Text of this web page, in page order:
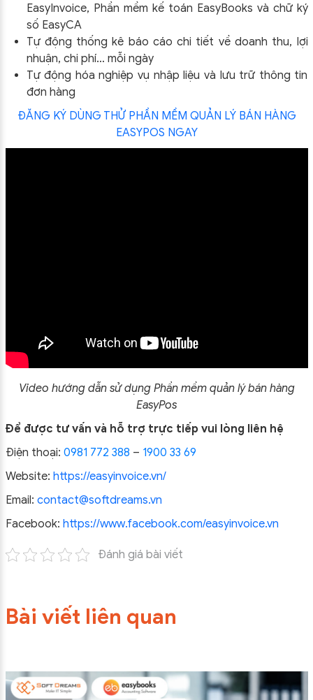
EasyInvoice, Phần mềm kế toán EasyBooks và chữ ký
số EasyCA
Tự động thống kê báo cáo chi tiết về doanh thu, lợi
nhuận, chi phí… mỗi ngày
Tự động hóa nghiệp vụ nhập liệu và lưu trữ thông tin
đơn hàng
ĐĂNG KÝ DÙNG THỬ PHẦN MỀM QUẢN LÝ BÁN HÀNG
EASYPOS NGAY
Video hướng dẫn sử dụng Phần mềm quản lý bán hàng
EasyPos
Để được tư vấn và hỗ trợ trực tiếp vui lòng liên hệ
Điện thoại: 0981 772 388 – 1900 33 69
Website: https://easyinvoice.vn/
Email: contact@softdreams.vn
Facebook: https://www.facebook.com/easyinvoice.vn
Đánh giá bài viết
Bài viết liên quan